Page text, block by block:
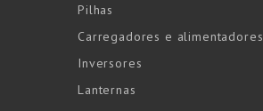
Pilhas
Carregadores e alimentadores
Inversores
Lanternas